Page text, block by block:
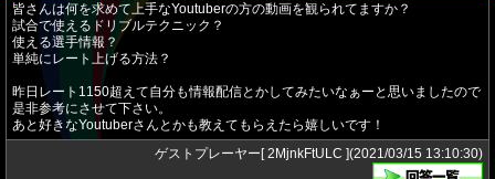
皆さんは何を求めて上手なYoutuberの方の動画を観られてますか？
試合で使えるドリブルテクニック？
使える選手情報？
単純にレート上げる方法？
昨日レート1150超えて自分も情報配信とかしてみたいなぁーと思いましたので
是非参考にさせて下さい。
あと好きなYoutuberさんとかも教えてもらえたら嬉しいです！
ゲストプレーヤー[ 2MjnkFtULC ](2021/03/15 13:10:30)